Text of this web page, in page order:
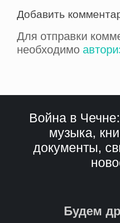
Добавить
Для отправки
необходимо
Война в
музыка,
документы,
Будем